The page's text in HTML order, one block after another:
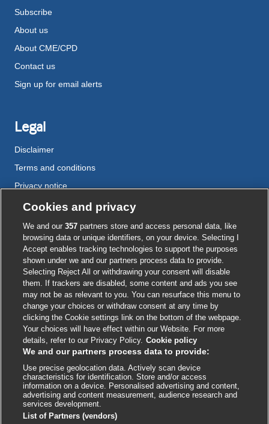
Subscribe
About us
About CME/CPD
Contact us
Sign up for email alerts
Legal
Disclaimer
Terms and conditions
Privacy notice
Cookie policy
Accessibility
External
link
opens
in
a
new
window
External
link
opens
in
a
new
window
External
link
opens
in
a
new
window
External
link
opens
in
a
new
window
External
link
opens
in
a
new
window
© BMJ Publishing Group 2026
ISSN 2515-9615
Cookies and privacy
We and our357 partners store and access personal data, like
browsing data or unique identifiers, on your device. Selecting I
Accept enables tracking technologies to support the purposes
shown under we and our partners process data to provide.
Selecting Reject All or withdrawing your consent will disable
them. If trackers are disabled, some content and ads you see
may not be as relevant to you. You can resurface this menu to
change your choices or withdraw consent at any time by
clicking the Cookie settings link on the bottom of the webpage.
Your choices will have effect within our Website. For more
details, refer to our Privacy Policy. Cookie policy
We and our partners process data to provide:
Use precise geolocation data. Actively scan device
characteristics for identification. Store and/or access
information on a device. Personalised advertising and content,
advertising and content measurement, audience research and
services development.
List of Partners (vendors)